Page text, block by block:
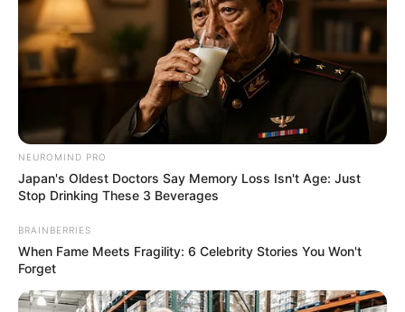
ΑΝΑΚΑΛΥΦΤΗΚΑΝ 1500 ΜΙΛΙΑ, ΥΠΟΓΕΙΑ ΤΟΥΝΕΛ ΑΠΟ ΤΟ
ΒΑΤΙΚΑΝΟ ΜΕΧΡΙ ΤΑ ΙΕΡΟΣΟΛΥΜΑ…… ΣΕ ΑΥΤΑ ΤΑ ΥΠΟΓΕΙΑ
ΤΟΥΝΕΛ ΤΟΥ ΒΑΤΙΚΑΝΟΥ ΒΡΕΘΗΚΕ ΠΕΡΙΣΣΟΤΕΡΟΣ ΧΡΥΣΟΣ
ΑΠΟ ΟΤΙ ΜΠΟΡΕΙ ΝΑ...
ΚΟΙΝΩΝΙΚΑ ΔΙΚΤΥΑ
FACEBOOK
NEUROMIND PRO
Japan's Oldest Doctors Say Memory Loss Isn't Age: Just
Stop Drinking These 3 Beverages
BRAINBERRIES
When Fame Meets Fragility: 6 Celebrity Stories You Won't
Forget